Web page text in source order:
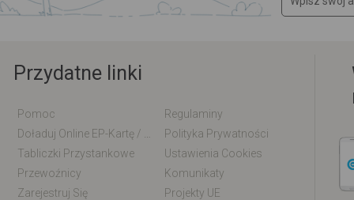
Przydatne linki
Pomoc
Regulaminy
Polityka Prywatności
Tabliczki Przystankowe
Ustawienia Cookies
Przewoźnicy
Komunikaty
Zarejestruj Się
Projekty UE